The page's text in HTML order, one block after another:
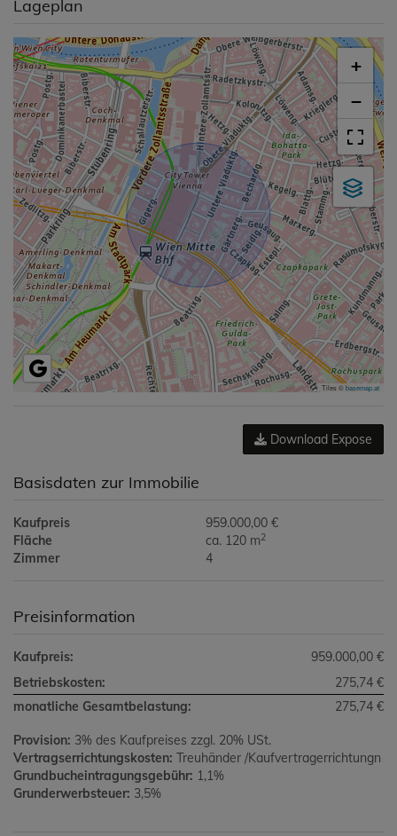
Lageplan
+
−
Tiles ©basemap.at
Download Expose
Basisdaten zur Immobilie
Kaufpreis
959.000,00 €
Fläche
ca. 120 m2
Zimmer 4
Preisinformation
Kaufpreis:
959.000,00 €
Betriebskosten:
275,74 €
monatliche Gesamtbelastung:
275,74 €
Provision: 3% des Kaufpreises zzgl. 20% USt.
Vertragserrichtungskosten: Treuhänder /Kaufvertragerrichtungn
Grundbucheintragungsgebühr: 1,1%
Grunderwerbsteuer: 3,5%